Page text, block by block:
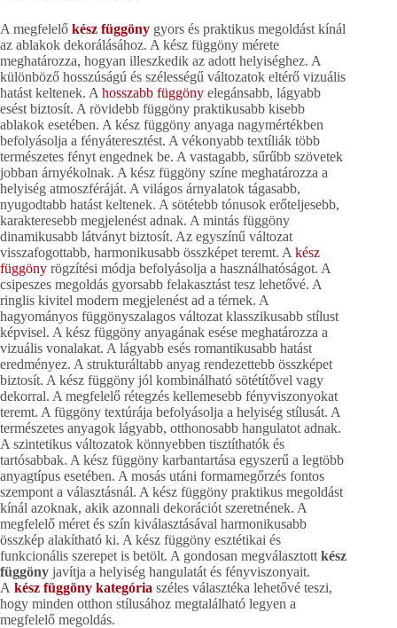
A megfelelő kész függöny gyors és praktikus megoldást kínál
az ablakok dekorálásához. A kész függöny mérete
meghatározza, hogyan illeszkedik az adott helyiséghez. A
különböző hosszúságú és szélességű változatok eltérő vizuális
hatást keltenek. A hosszabb függöny elegánsabb, lágyabb
esést biztosít. A rövidebb függöny praktikusabb kisebb
ablakok esetében. A kész függöny anyaga nagymértékben
befolyásolja a fényáteresztést. A vékonyabb textíliák több
természetes fényt engednek be. A vastagabb, sűrűbb szövetek
jobban árnyékolnak. A kész függöny színe meghatározza a
helyiség atmoszféráját. A világos árnyalatok tágasabb,
nyugodtabb hatást keltenek. A sötétebb tónusok erőteljesebb,
karakteresebb megjelenést adnak. A mintás függöny
dinamikusabb látványt biztosít. Az egyszínű változat
visszafogottabb, harmonikusabb összképet teremt. A kész
függöny rögzítési módja befolyásolja a használhatóságot. A
csipeszes megoldás gyorsabb felakasztást tesz lehetővé. A
ringlis kivitel modern megjelenést ad a térnek. A
hagyományos függönyszalagos változat klasszikusabb stílust
képvisel. A kész függöny anyagának esése meghatározza a
vizuális vonalakat. A lágyabb esés romantikusabb hatást
eredményez. A strukturáltabb anyag rendezettebb összképet
biztosít. A kész függöny jól kombinálható sötétítővel vagy
dekorral. A megfelelő rétegzés kellemesebb fényviszonyokat
teremt. A függöny textúrája befolyásolja a helyiség stílusát. A
természetes anyagok lágyabb, otthonosabb hangulatot adnak.
A szintetikus változatok könnyebben tisztíthatók és
tartósabbak. A kész függöny karbantartása egyszerű a legtöbb
anyagtípus esetében. A mosás utáni formamegőrzés fontos
szempont a választásnál. A kész függöny praktikus megoldást
kínál azoknak, akik azonnali dekorációt szeretnének. A
megfelelő méret és szín kiválasztásával harmonikusabb
összkép alakítható ki. A kész függöny esztétikai és
funkcionális szerepet is betölt. A gondosan megválasztott kész
függöny javítja a helyiség hangulatát és fényviszonyait.
A kész függöny kategória széles választéka lehetővé teszi,
hogy minden otthon stílusához megtalálható legyen a
megfelelő megoldás.